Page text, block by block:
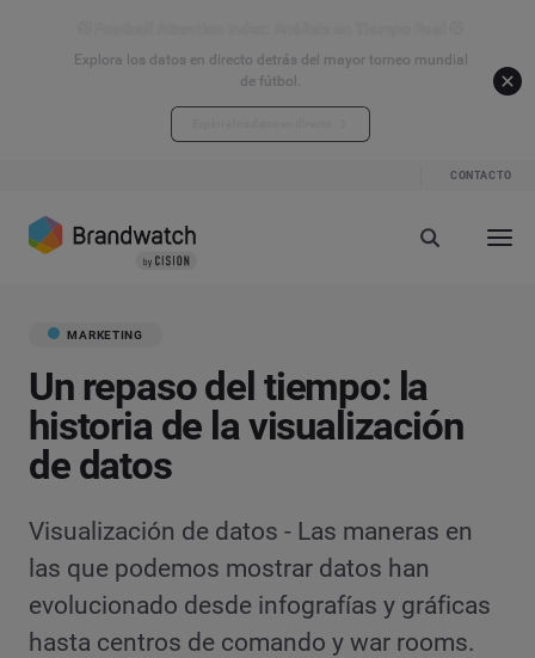
Explora los datos en directo detrás del mayor torneo mundial
de fútbol.
CONTACTO
MARKETING
Un repaso del tiempo: la
historia de la visualización
de datos
Visualización de datos - Las maneras en
las que podemos mostrar datos han
evolucionado desde infografías y gráficas
hasta centros de comando y war rooms.